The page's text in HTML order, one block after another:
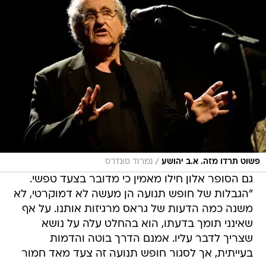
פשוט תרדו מזה. א.ב יהושע / נמרוד סונדרס
גם הסופר אלון חילו מאמין כי מדובר בצעד טפשי.
"הגבלות של חופש תנועה הן מעשה לא דמוקרטי, לא
משנה כמה הדעות של גראס מרגיזות אותנו. על אף
שאינני תומך בדעתו, הוא בהחלט עלה על נושא
שצריך לדבר עליו. אמנם הדרך בוטה והדמות
בעייתית, אך לסגור חופש תנועה זה צעד מאד חמור